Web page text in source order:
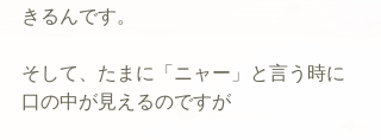
きるんです。
そして、たまに「ニャー」と言う時に
口の中が見えるのですが